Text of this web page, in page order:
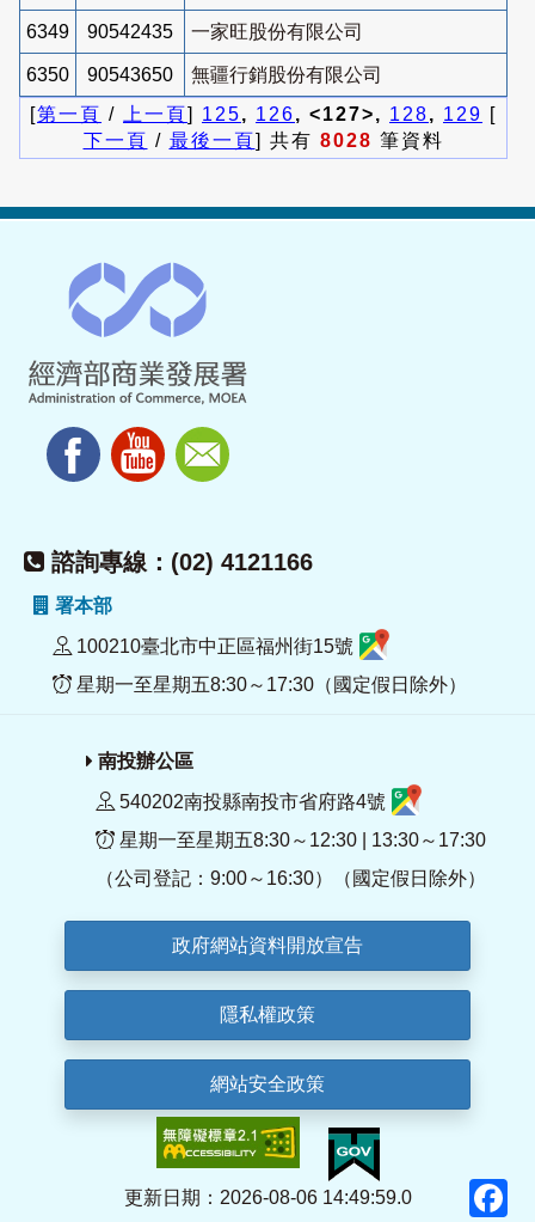
6349 90542435 一家旺股份有限公司
6350 90543650
無疆行銷股份有限公司
[第一頁 / 上一頁] 125, 126, <127>, 128, 129 [
下一頁 / 最後一頁] 共有 8028 筆資料
諮詢專線：(02) 4121166
署本部
100210臺北市中正區福州街15號
星期一至星期五8:30～17:30（國定假日除外）
南投辦公區
540202南投縣南投市省府路4號
星期一至星期五8:30～12:30 | 13:30～17:30
（公司登記：9:00～16:30）（國定假日除外）
政府網站資料開放宣告
隱私權政策
網站安全政策
更新日期：2026-08-06 14:49:59.0